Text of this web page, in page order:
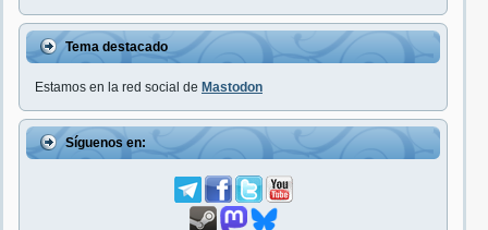
Tema destacado
Estamos en la red social de Mastodon
Síguenos en: